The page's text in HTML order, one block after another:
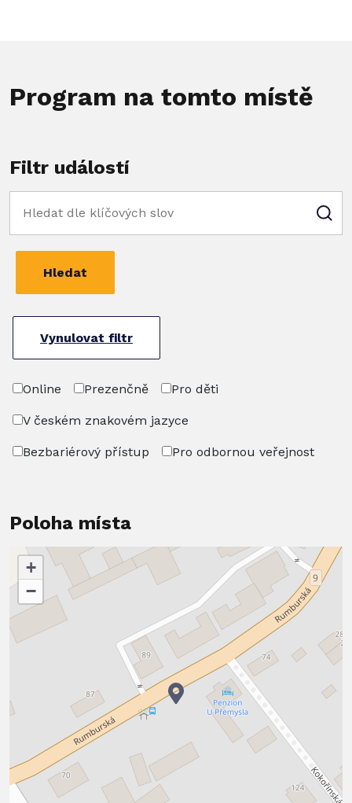
Program na tomto místě
Filtr událostí
Hledat
Vynulovat filtr
Online Prezenčně Pro děti
V českém znakovém jazyce
Bezbariérový přístup Pro odbornou veřejnost
Poloha místa
+
−